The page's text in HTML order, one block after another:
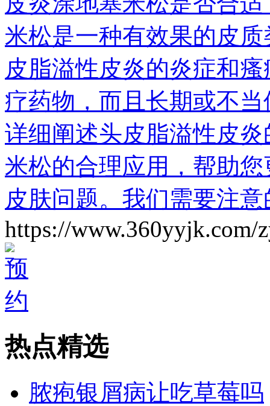
米松是一种有效果的皮
皮脂溢性皮炎的炎症和
疗药物，而且长期或不
详细阐述头皮脂溢性皮
米松的合理应用，帮助
皮肤问题。我们需要注
https://www.360yyjk.com/
热点精选
脓疱银屑病让吃草莓吗